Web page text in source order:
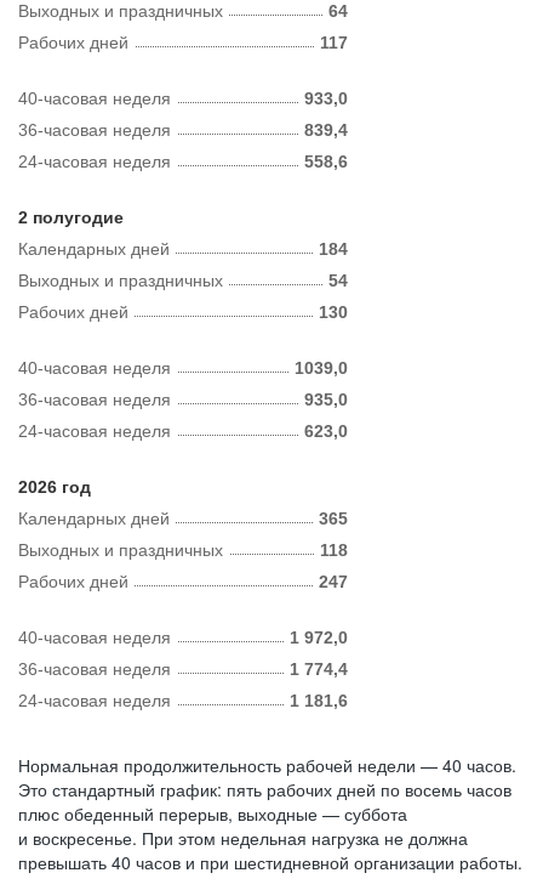
Рабочих дней 117
Выходных и праздничных 64
40-часовая неделя
933,0
36-часовая неделя
839,4
24-часовая неделя
558,6
2 полугодие
Календарных дней
184
Рабочих дней 130
Выходных и праздничных 54
40-часовая неделя
1039,0
36-часовая неделя
935,0
24-часовая неделя
623,0
2026 год
Календарных дней
365
Рабочих дней 247
Выходных и праздничных 118
40-часовая неделя
1 972,0
36-часовая неделя
1 774,4
24-часовая неделя
1 181,6
Нормальная продолжительность рабочей недели — 40 часов.
Это стандартный график: пять рабочих дней по восемь часов
плюс обеденный перерыв, выходные — суббота
и воскресенье. При этом недельная нагрузка не должна
превышать 40 часов и при шестидневной организации работы.